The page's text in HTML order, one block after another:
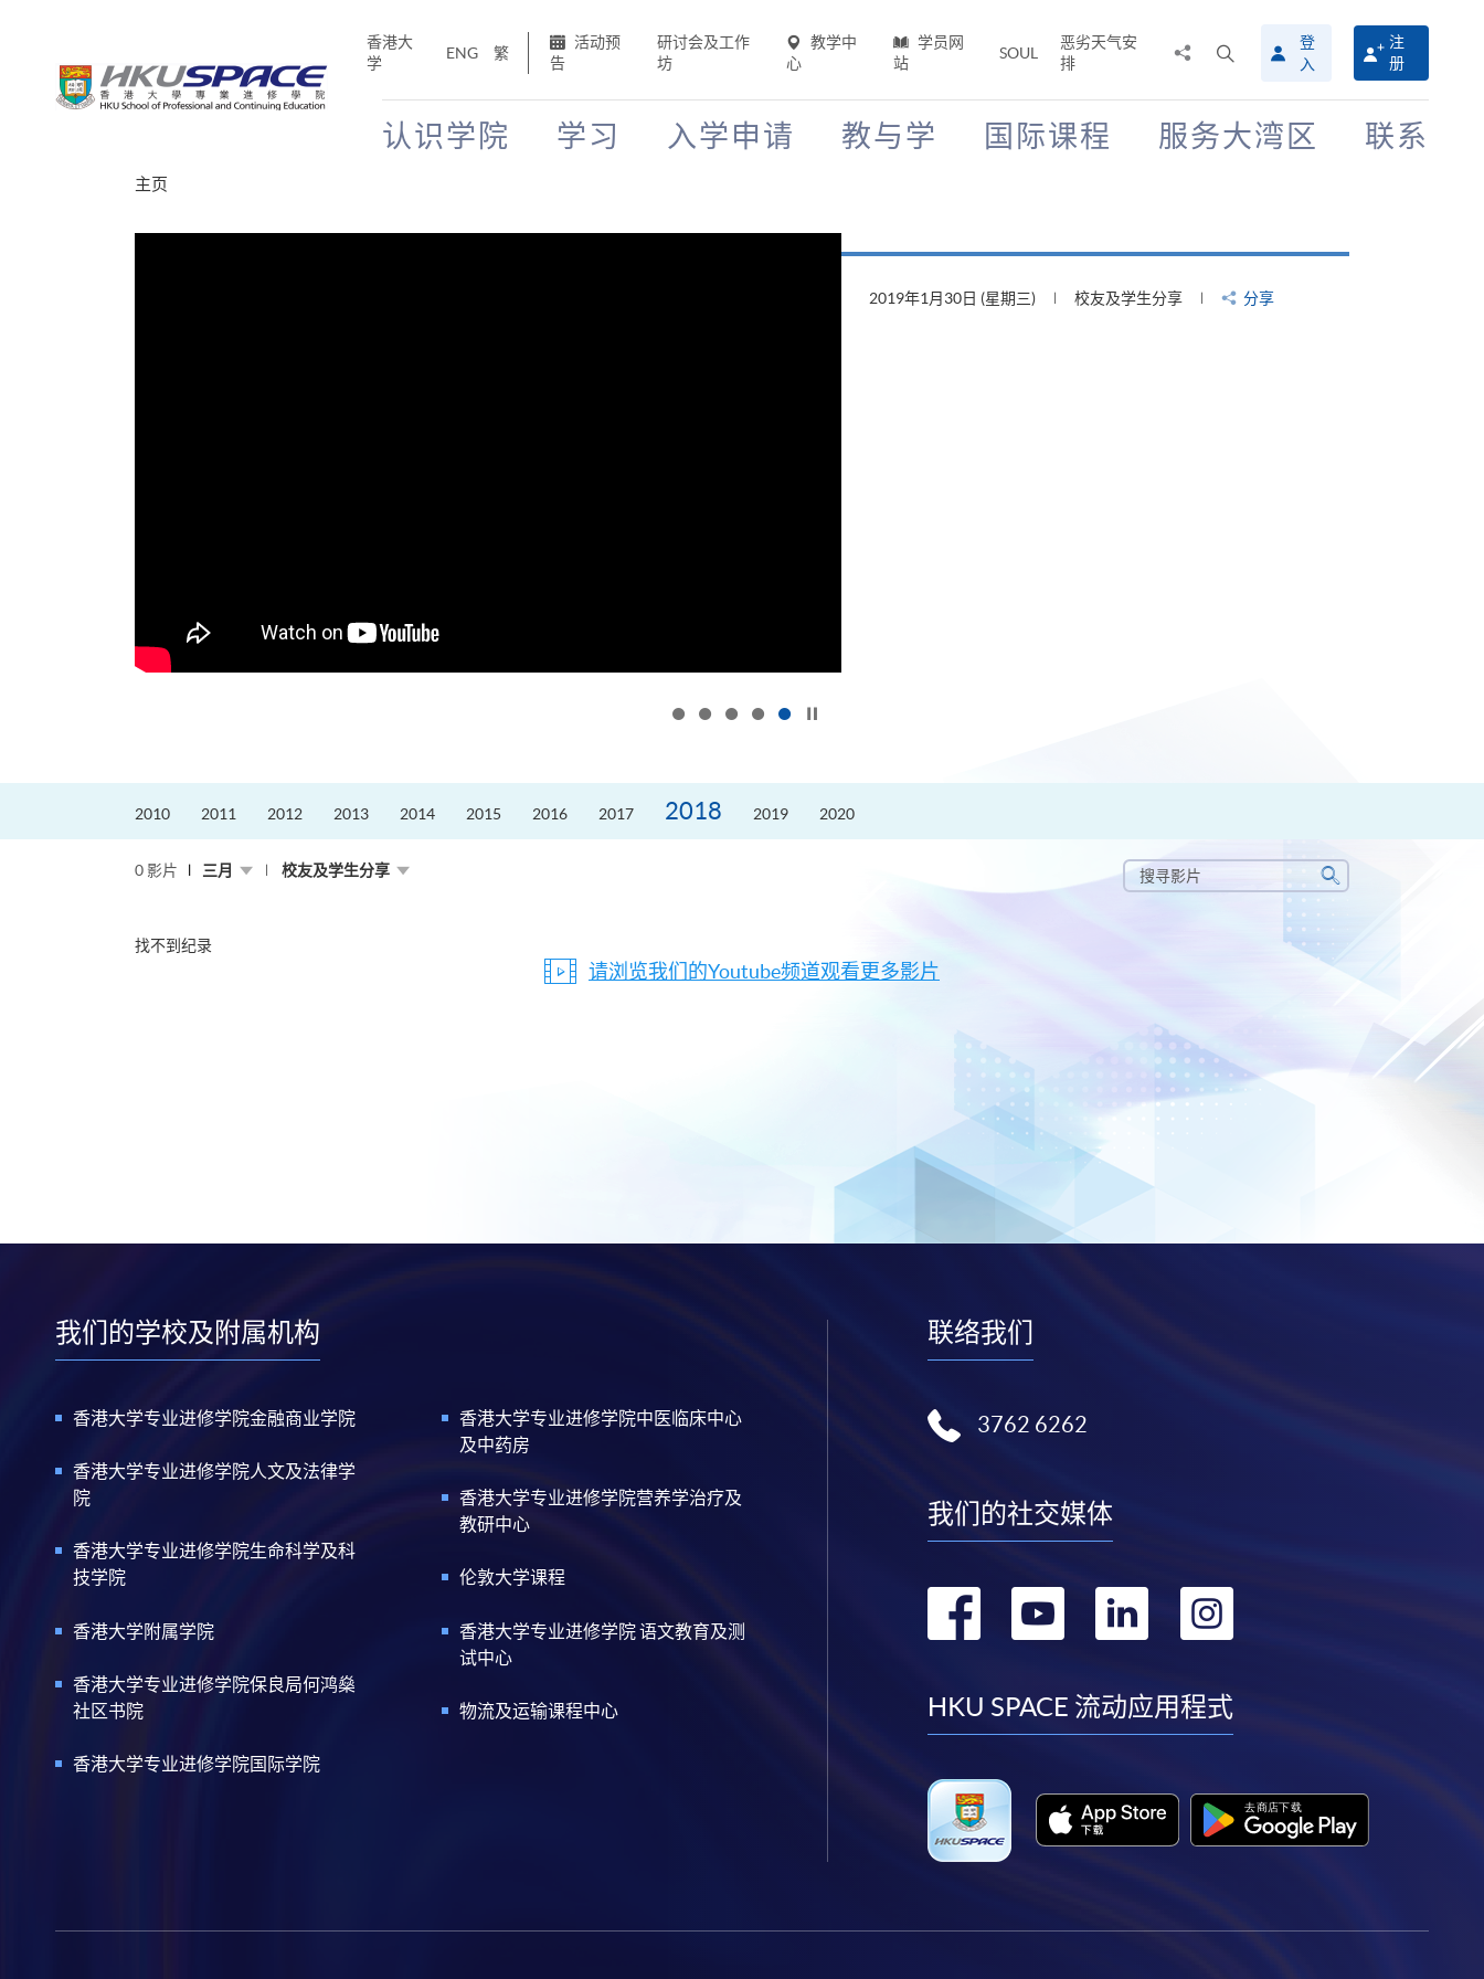
香港大
学
ENG 繁
活动预
告
研讨会及工作
坊
教学中
心
学员网
站
SOUL
恶劣天气安
排
搜
寻
介
登
入
注
册
认识学院 学习 入学申请 教与学 国际课程 服务大湾区 联系
主页
2019年1月30日 (星期三) 校友及学生分享 分享
2010 2011 2012 2013 2014 2015 2016 2017 2018 2019 2020
0 影片 三月 校友及学生分享
搜
寻
搜
寻
找不到纪录
请浏览我们的Youtube频道观看更多影片
我们的学校及附属机构
香港大学专业进修学院金融商业学院
香港大学专业进修学院人文及法律学
院
香港大学专业进修学院生命科学及科
技学院
香港大学附属学院
香港大学专业进修学院保良局何鸿燊
社区书院
香港大学专业进修学院国际学院
香港大学专业进修学院中医临床中心
及中药房
香港大学专业进修学院营养学治疗及
教研中心
伦敦大学课程
香港大学专业进修学院 语文教育及测
试中心
物流及运输课程中心
联络我们
3762 6262
我们的社交媒体
转
facebook
转
youtube
转
linkedin
转
instagram
HKU SPACE 流动应用程式